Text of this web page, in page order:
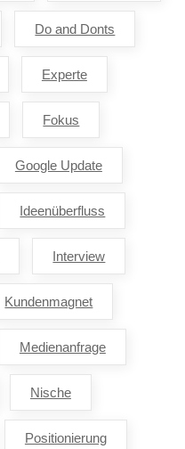
Do and Donts
Experte
Fokus
Google Update
Ideenüberfluss
Interview
Kundenmagnet
Medienanfrage
Nische
Positionierung